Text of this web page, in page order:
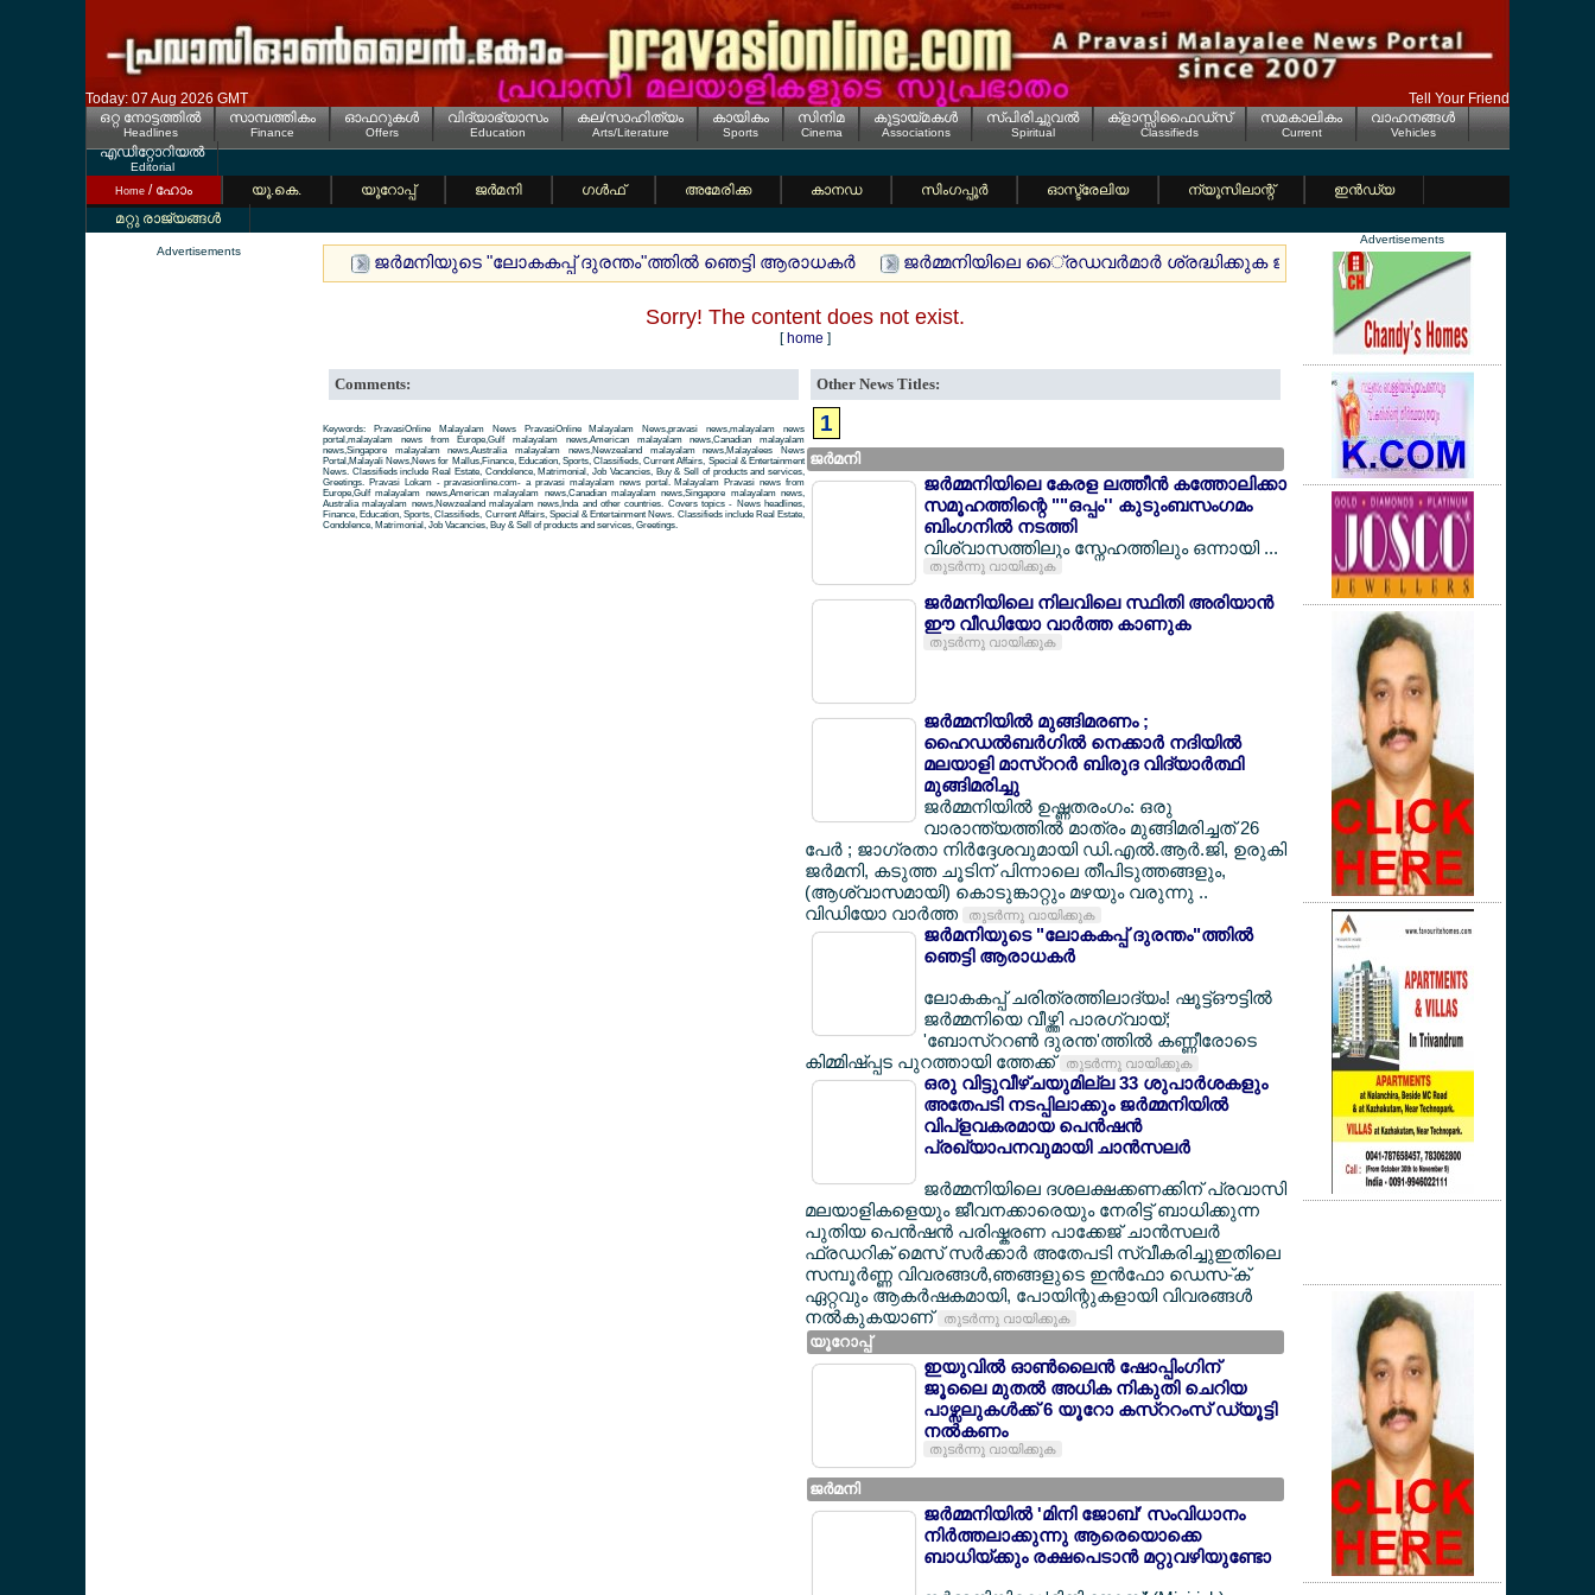
Today: 07 Aug 2026 GMT
Tell Your Friend
ഒറ്റ നോട്ടത്തില്‍
Headlines
സാമ്പത്തികം
Finance
ഓഫറുകള്‍
Offers
വിദ്യാഭ്യാസം
Education
കല/സാഹിത്യം
Arts/Literature
കായികം
Sports
സിനിമ
Cinema
കൂട്ടായ്മകള്‍
Associations
സ്പിരിച്ചുവല്‍
Spiritual
ക്ളാസ്സിഫൈഡ്സ്
Classifieds
സമകാലികം
Current
വാഹനങ്ങള്‍
Vehicles
എഡിറ്റോറിയല്‍
Editorial
Home / ഹോം യൂ.കെ. യൂറോപ്പ് ജര്‍മനി ഗള്‍ഫ് അമേരിക്ക കാനഡ സിംഗപ്പൂര്‍ ഓസ്ട്രേലിയ ന്യൂസിലാന്റ്
ഇന്‍ഡ്യ
മറ്റു രാജ്യങ്ങള്‍
Advertisements
ജര്‍മനിയുടെ "ലോകകപ്പ് ദുരന്തം"ത്തില്‍ ഞെട്ടി ആരാധകര്‍ ജര്‍മ്മനിയിലെ ൈ്രഡവര്‍മാര്‍ ശ്രദ്ധിക്കുക ജൂലൈ 1 മുതല്‍ ട്രാഫിക് നിയമങ്ങളില്‍
Sorry! The content does not exist.
[ home ]
Comments:
Keywords: PravasiOnline Malayalam News PravasiOnline Malayalam News,pravasi news,malayalam news
portal,malayalam news from Europe,Gulf malayalam news,American malayalam news,Canadian malayalam
news,Singapore malayalam news,Australia malayalam news,Newzealand malayalam news,Malayalees News
Portal,Malayali News,News for Mallus,Finance, Education, Sports, Classifieds, Current Affairs, Special & Entertainment
News. Classifieds include Real Estate, Condolence, Matrimonial, Job Vacancies, Buy & Sell of products and services,
Greetings. Pravasi Lokam - pravasionline.com- a pravasi malayalam news portal. Malayalam Pravasi news from
Europe,Gulf malayalam news,American malayalam news,Canadian malayalam news,Singapore malayalam news,
Australia malayalam news,Newzealand malayalam news,Inda and other countries. Covers topics - News headlines,
Finance, Education, Sports, Classifieds, Current Affairs, Special & Entertainment News. Classifieds include Real Estate,
Condolence, Matrimonial, Job Vacancies, Buy & Sell of products and services, Greetings.
Other News Titles:
1
ജര്‍മനി
ജര്‍മ്മനിയിലെ കേരള ലത്തീന്‍ കത്തോലിക്കാ
സമൂഹത്തിന്റെ ""ഒപ്പം'' കുടുംബസംഗമം
ബിംഗനില്‍ നടത്തി
വിശ്വാസത്തിലും സ്നേഹത്തിലും ഒന്നായി ...
തുടര്‍ന്നു വായിക്കുക
ജര്‍മനിയിലെ നിലവിലെ സ്ഥിതി അരിയാന്‍
ഈ വീഡിയോ വാര്‍ത്ത കാണുക
തുടര്‍ന്നു വായിക്കുക
ജര്‍മ്മനിയില്‍ മുങ്ങിമരണം ;
ഹൈഡല്‍ബര്‍ഗില്‍ നെക്കാര്‍ നദിയില്‍
മലയാളി മാസ്ററര്‍ ബിരുദ വിദ്യാര്‍ത്ഥി
മുങ്ങിമരിച്ചു
ജര്‍മ്മനിയില്‍ ഉഷ്ണതരംഗം: ഒരു
വാരാന്ത്യത്തില്‍ മാത്രം മുങ്ങിമരിച്ചത് 26
പേര്‍ ; ജാഗ്രതാ നിര്‍ദ്ദേശവുമായി ഡി.എല്‍.ആര്‍.ജി, ഉരുകി
ജര്‍മനി, കടുത്ത ചൂടിന് പിന്നാലെ തീപിടുത്തങ്ങളും,
(ആശ്വാസമായി) കൊടുങ്കാറ്റും മഴയും വരുന്നു ..
വിഡിയോ വാര്‍ത്ത
തുടര്‍ന്നു വായിക്കുക
ജര്‍മനിയുടെ "ലോകകപ്പ് ദുരന്തം"ത്തില്‍
ഞെട്ടി ആരാധകര്‍
ലോകകപ്പ് ചരിത്രത്തിലാദ്യം! ഷൂട്ട്ഔട്ടില്‍
ജര്‍മ്മനിയെ വീഴ്ത്തി പാരഗ്വായ്;
'ബോസ്ററണ്‍ ദുരന്ത'ത്തില്‍ കണ്ണീരോടെ
കിമ്മിഷ്പ്പട പുറത്തായി ത്തേക്ക് തുടര്‍ന്നു വായിക്കുക
ഒരു വിട്ടുവീഴ്ചയുമില്ല 33 ശുപാര്‍ശകളും
അതേപടി നടപ്പിലാക്കും ജര്‍മ്മനിയില്‍
വിപ്ളവകരമായ പെന്‍ഷന്‍
പ്രഖ്യാപനവുമായി ചാന്‍സലര്‍
ജര്‍മ്മനിയിലെ ദശലക്ഷക്കണക്കിന് പ്രവാസി
മലയാളികളെയും ജീവനക്കാരെയും നേരിട്ട് ബാധിക്കുന്ന
പുതിയ പെന്‍ഷന്‍ പരിഷ്കരണ പാക്കേജ് ചാന്‍സലര്‍
ഫ്രഡറിക് മെസ് സര്‍ക്കാര്‍ അതേപടി സ്വീകരിച്ചുഇതിലെ
സമ്പൂര്‍ണ്ണ വിവരങ്ങള്‍,ഞങ്ങളുടെ ഇന്‍ഫോ ഡെസ-്ക്
ഏറ്റവും ആകര്‍ഷകമായി, പോയിന്റുകളായി വിവരങ്ങള്‍
നല്‍കുകയാണ് തുടര്‍ന്നു വായിക്കുക
യൂറോപ്പ്
ഇയുവില്‍ ഓണ്‍ലൈന്‍ ഷോപ്പിംഗിന്
ജൂലൈ മുതല്‍ അധിക നികുതി ചെറിയ
പാഴ്സലുകള്‍ക്ക് 6 യൂറോ കസ്ററംസ് ഡ്യൂട്ടി
നല്‍കണം
തുടര്‍ന്നു വായിക്കുക
ജര്‍മനി
ജര്‍മ്മനിയില്‍ 'മിനി ജോബ്' സംവിധാനം
നിര്‍ത്തലാക്കുന്നു ആരെയൊക്കെ
ബാധിയ്ക്കും രക്ഷപെടാന്‍ മറ്റുവഴിയുണ്ടോ
Advertisements